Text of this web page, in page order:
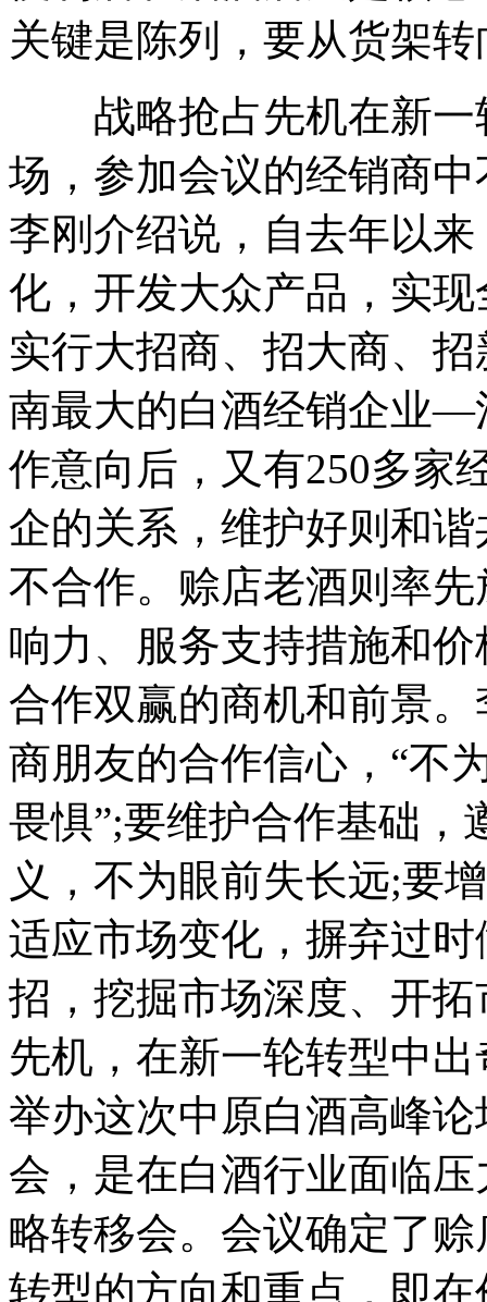
关键是陈列，要从货架转
战略抢占先机在新一
场，参加会议的经销商
李刚介绍说，自去年以
化，开发大众产品，实
实行大招商、招大商、
南最大的白酒经销企业—
作意向后，又有250多家
企的关系，维护好则和
不合作。赊店老酒则率
响力、服务支持措施和
合作双赢的商机和前景
商朋友的合作信心，“不
畏惧”;要维护合作基础，
义，不为眼前失长远;要
适应市场变化，摒弃过
招，挖掘市场深度、开
先机，在新一轮转型中
举办这次中原白酒高峰
会，是在白酒行业面临
略转移会。会议确定了
转型的方向和重点，即